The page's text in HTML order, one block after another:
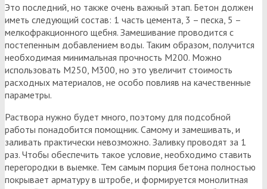
Это последний, но также очень важный этап. Бетон должен
иметь следующий состав: 1 часть цемента, 3 – песка, 5 –
мелкофракционного щебня. Замешивание проводится с
постепенным добавлением воды. Таким образом, получится
необходимая минимальная прочность М200. Можно
использовать М250, М300, но это увеличит стоимость
расходных материалов, не особо повлияв на качественные
параметры.
Раствора нужно будет много, поэтому для подсобной
работы понадобится помощник. Самому и замешивать, и
заливать практически невозможно. Заливку проводят за 1
раз. Чтобы обеспечить такое условие, необходимо ставить
перегородки в выемке. Тем самым порция бетона полностью
покрывает арматуру в штробе, и формируется монолитная